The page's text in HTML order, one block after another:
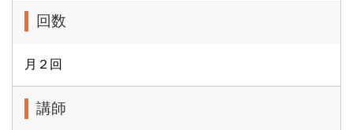
回数
月２回
講師